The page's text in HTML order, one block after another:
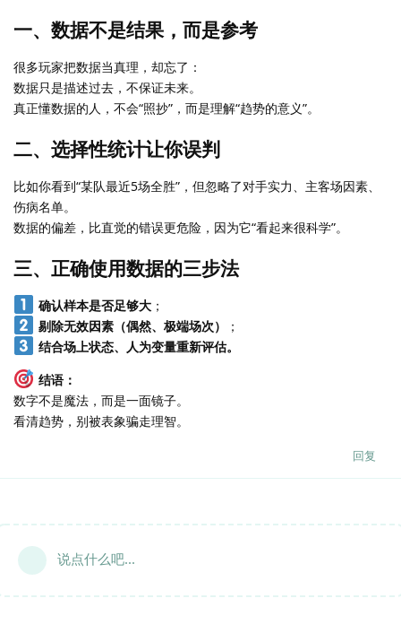
一、数据不是结果，而是参考
很多玩家把数据当真理，却忘了：
数据只是描述过去，不保证未来。
真正懂数据的人，不会“照抄”，而是理解“趋势的意义”。
二、选择性统计让你误判
比如你看到“某队最近5场全胜”，但忽略了对手实力、主客场因素、
伤病名单。
数据的偏差，比直觉的错误更危险，因为它“看起来很科学”。
三、正确使用数据的三步法
确认样本是否足够大；
剔除无效因素（偶然、极端场次）
；
结合场上状态、人为变量重新评估。
结语：
数字不是魔法，而是一面镜子。
看清趋势，别被表象骗走理智。
回复
说点什么吧...